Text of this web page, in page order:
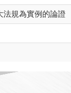
規為實例的論證